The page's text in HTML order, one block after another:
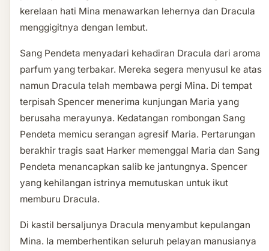
kerelaan hati Mina menawarkan lehernya dan Dracula
menggigitnya dengan lembut.
Sang Pendeta menyadari kehadiran Dracula dari aroma
parfum yang terbakar. Mereka segera menyusul ke atas
namun Dracula telah membawa pergi Mina. Di tempat
terpisah Spencer menerima kunjungan Maria yang
berusaha merayunya. Kedatangan rombongan Sang
Pendeta memicu serangan agresif Maria. Pertarungan
berakhir tragis saat Harker memenggal Maria dan Sang
Pendeta menancapkan salib ke jantungnya. Spencer
yang kehilangan istrinya memutuskan untuk ikut
memburu Dracula.
Di kastil bersaljunya Dracula menyambut kepulangan
Mina. Ia memberhentikan seluruh pelayan manusianya